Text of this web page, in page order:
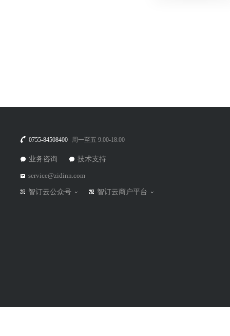
0755-84508400 周一至五 9:00-18:00
业务咨询 技术支持
service@zidinn.com
智订云公众号 智订云商户平台